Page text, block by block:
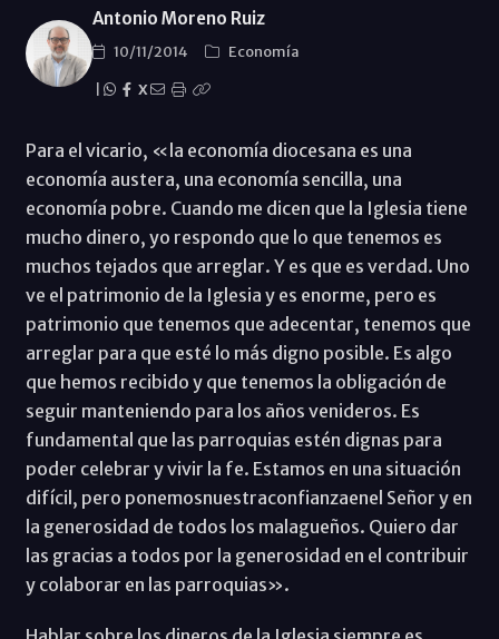
Antonio Moreno Ruiz
10/11/2014
Economí­a
X
Para el vicario, «la economía diocesana es una
economía austera, una economía sencilla, una
economía pobre. Cuando me dicen que la Iglesia tiene
mucho dinero, yo respondo que lo que tenemos es
muchos tejados que arreglar. Y es que es verdad. Uno
ve el patrimonio de la Iglesia y es enorme, pero es
patrimonio que tenemos que adecentar, tenemos que
arreglar para que esté lo más digno posible. Es algo
que hemos recibido y que tenemos la obligación de
seguir manteniendo para los años venideros. Es
fundamental que las parroquias estén dignas para
poder celebrar y vivir la fe. Estamos en una situación
difícil, pero ponemosnuestraconfianzaenel Señor y en
la generosidad de todos los malagueños. Quiero dar
las gracias a todos por la generosidad en el contribuir
y colaborar en las parroquias».